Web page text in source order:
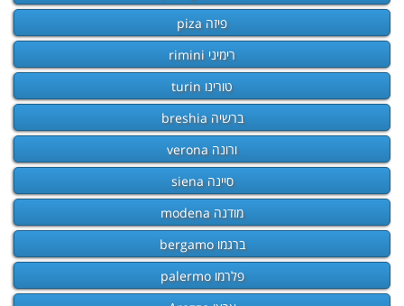
פיזה piza
רימיני rimini
טורינו turin
ברשיה breshia
ורונה verona
סיינה siena
מודנה modena
ברגמו bergamo
פלרמו palermo